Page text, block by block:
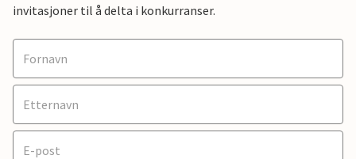
invitasjoner til å delta i konkurranser.